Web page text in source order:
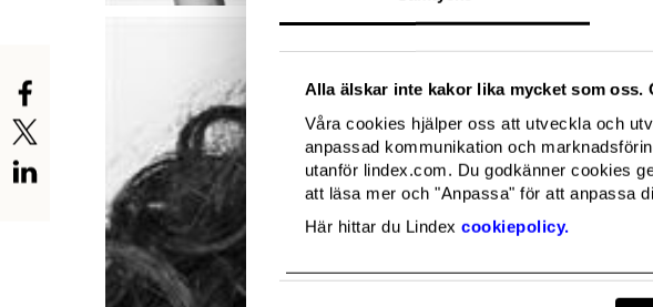
Alla älskar inte kakor lika mycket som oss.
Våra cookies hjälper oss att utveckla och
anpassad kommunikation och
utanför lindex.com. Du godkänner cookies
att läsa mer och "Anpassa" för att anpassa
Här hittar du Lindex cookiepolicy.